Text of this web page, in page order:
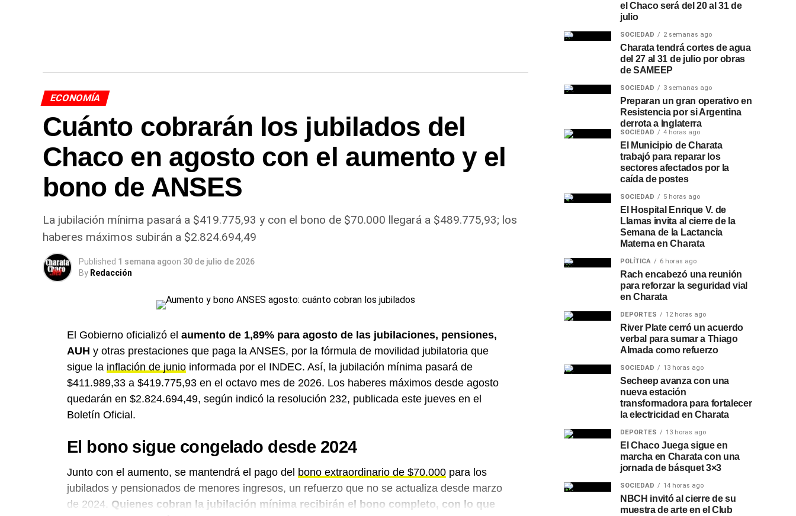
ECONOMÍA
Cuánto cobrarán los jubilados del
Chaco en agosto con el aumento y el
bono de ANSES
La jubilación mínima pasará a $419.775,93 y con el bono de $70.000 llegará a $489.775,93; los
haberes máximos subirán a $2.824.694,49
Published 1 semana agoon 30 de julio de 2026
By Redacción
El Gobierno oficializó el aumento de 1,89% para agosto de las jubilaciones, pensiones,
AUH y otras prestaciones que paga la ANSES, por la fórmula de movilidad jubilatoria que
sigue la inflación de junio informada por el INDEC. Así, la jubilación mínima pasará de
$411.989,33 a $419.775,93 en el octavo mes de 2026. Los haberes máximos desde agosto
quedarán en $2.824.694,49, según indicó la resolución 232, publicada este jueves en el
Boletín Oficial.
El bono sigue congelado desde 2024
Junto con el aumento, se mantendrá el pago del bono extraordinario de $70.000 para los
jubilados y pensionados de menores ingresos, un refuerzo que no se actualiza desde marzo
de 2024. Quienes cobran la jubilación mínima recibirán el bono completo, con lo que
el Chaco será del 20 al 31 de
julio
SOCIEDAD 2 semanas ago
Charata tendrá cortes de agua
del 27 al 31 de julio por obras
de SAMEEP
SOCIEDAD 3 semanas ago
Preparan un gran operativo en
Resistencia por si Argentina
derrota a Inglaterra
SOCIEDAD 4 horas ago
El Municipio de Charata
trabajó para reparar los
sectores afectados por la
caída de postes
SOCIEDAD 5 horas ago
El Hospital Enrique V. de
Llamas invita al cierre de la
Semana de la Lactancia
Materna en Charata
POLÍTICA 6 horas ago
Rach encabezó una reunión
para reforzar la seguridad vial
en Charata
DEPORTES 12 horas ago
River Plate cerró un acuerdo
verbal para sumar a Thiago
Almada como refuerzo
SOCIEDAD 13 horas ago
Secheep avanza con una
nueva estación
transformadora para fortalecer
la electricidad en Charata
DEPORTES 13 horas ago
El Chaco Juega sigue en
marcha en Charata con una
jornada de básquet 3×3
SOCIEDAD 14 horas ago
NBCH invitó al cierre de su
muestra de arte en el Club